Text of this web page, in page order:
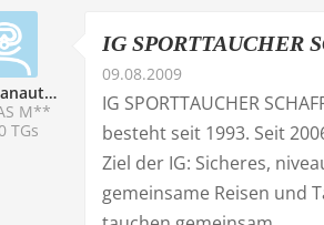
aquanautheinz
M**
TGs
IG SPORTTAUCHER
09.08.2009
IG SPORTTAUCHER
besteht seit 1993. Seit
Ziel der IG: Sicheres,
gemeinsame Reisen und